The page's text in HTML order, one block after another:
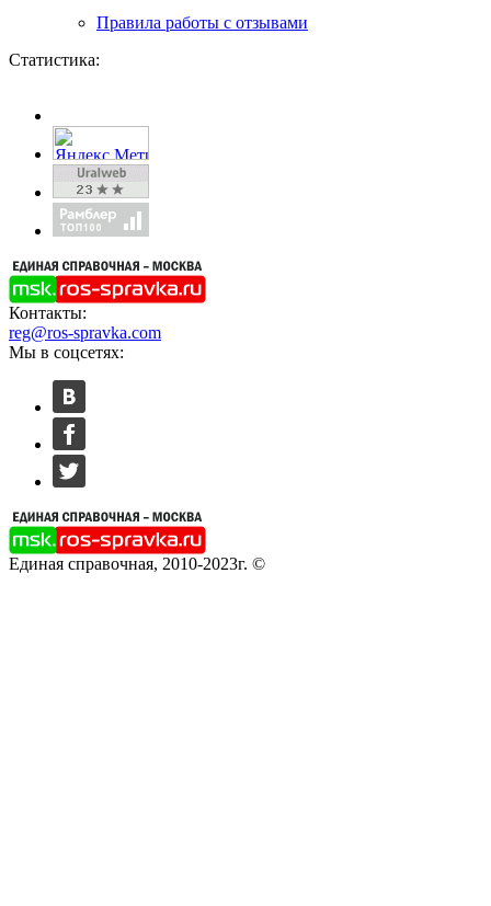
Правила работы с отзывами
Статистика:
Контакты:
reg@ros-spravka.com
Мы в соцсетях:
Единая справочная, 2010-2023г. ©